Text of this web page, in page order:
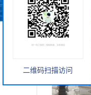
您当前的位置：
二维码扫描访问